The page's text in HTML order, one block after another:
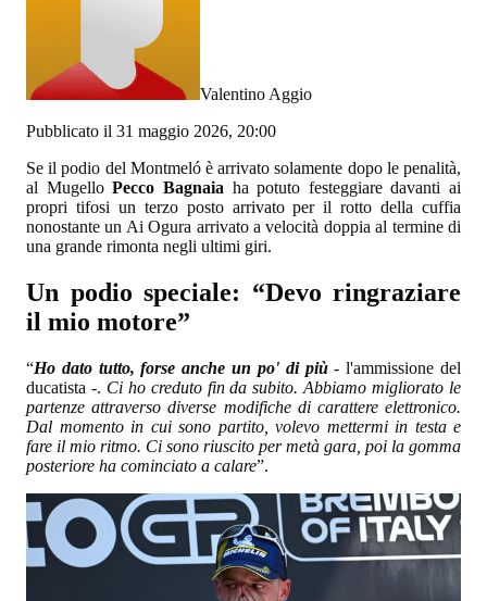
Valentino Aggio
Pubblicato il 31 maggio 2026, 20:00
Se il podio del Montmeló è arrivato solamente dopo le penalità,
al MugelloPecco Bagnaia ha potuto festeggiare davanti ai
propri tifosi un terzo posto arrivato per il rotto della cuffia
nonostante un Ai Ogura arrivato a velocità doppia al termine di
una grande rimonta negli ultimi giri.
Un podio speciale: “Devo ringraziare
il mio motore”
“Ho dato tutto, forse anche un po' di più- l'ammissione del
ducatista -. Ci ho creduto fin da subito. Abbiamo migliorato le
partenze attraverso diverse modifiche di carattere elettronico.
Dal momento in cui sono partito, volevo mettermi in testa e
fare il mio ritmo. Ci sono riuscito per metà gara, poi la gomma
posteriore ha cominciato a calare”.